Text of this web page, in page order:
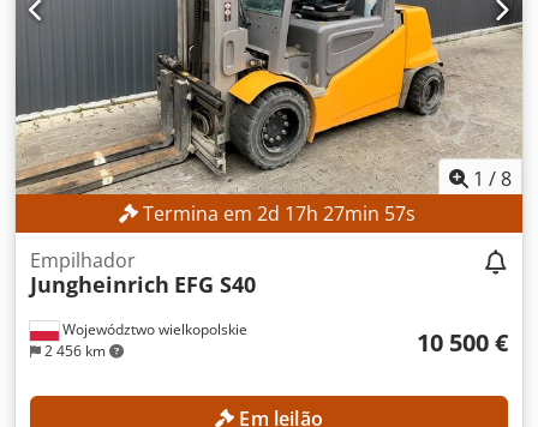
Capacidade da bateria: 500 Ah Horas de funcionamento:
17.268 h EQUIPAMENTO Deslizador lateral Bateria
Carregador Referência externa: SL12191SP
1 /8
Termina em 2d 17h 27min 56s
Województwo wielkopolskie
2 456 km
Empilhador
Jungheinrich EFG S40
10 500 €
Em leilão